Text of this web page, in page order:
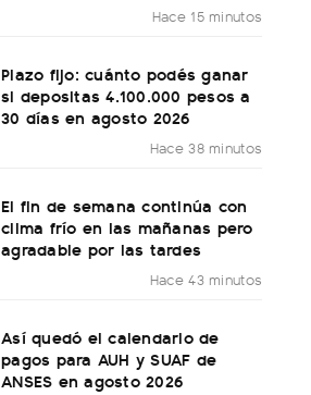
Hace 15 minutos
Plazo fijo: cuánto podés ganar
si depositas 4.100.000 pesos a
30 días en agosto 2026
Hace 38 minutos
El fin de semana continúa con
clima frío en las mañanas pero
agradable por las tardes
Hace 43 minutos
Así quedó el calendario de
pagos para AUH y SUAF de
ANSES en agosto 2026